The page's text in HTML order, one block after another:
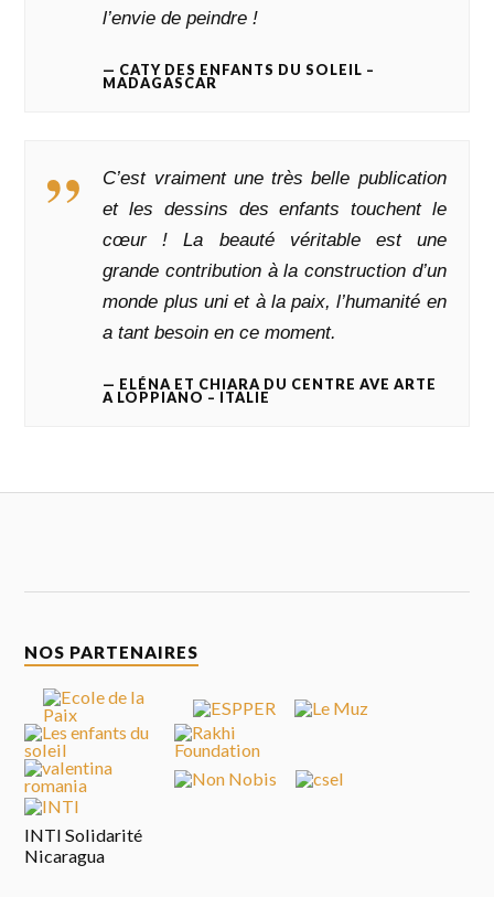
l’envie de peindre !
CATY DES ENFANTS DU SOLEIL –
MADAGASCAR
C’est vraiment une très belle publication
et les dessins des enfants touchent le
cœur ! La beauté véritable est une
grande contribution à la construction d’un
monde plus uni et à la paix, l’humanité en
a tant besoin en ce moment.
ELÉNA ET CHIARA DU CENTRE AVE ARTE
A LOPPIANO – ITALIE
NOS PARTENAIRES
INTI Solidarité
Nicaragua